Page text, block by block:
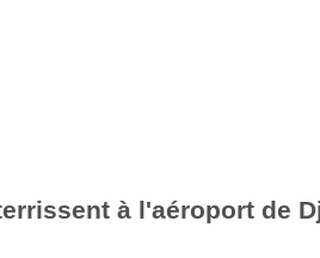
à l'aéroport de